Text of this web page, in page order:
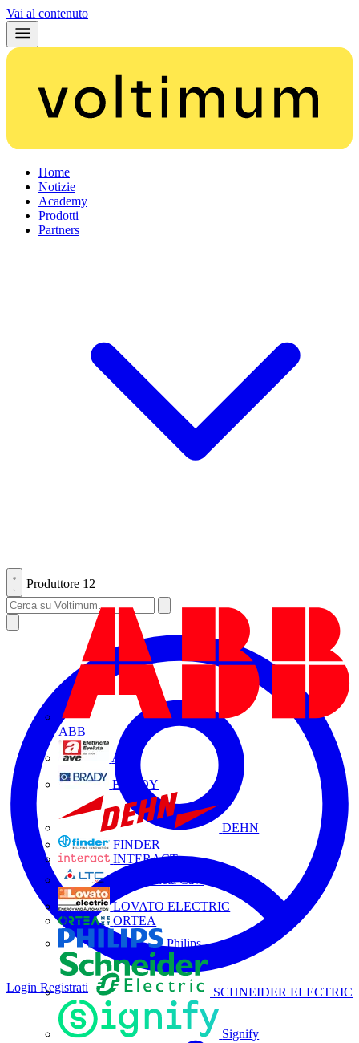
Vai al contenuto
Home
Notizie
Academy
Prodotti
Partners
Produttore 12
ABB
AVE
BRADY
DEHN
FINDER
INTERACT
La Triveneta Cavi
LOVATO ELECTRIC
ORTEA
Philips
SCHNEIDER ELECTRIC
Signify
Login Registrati